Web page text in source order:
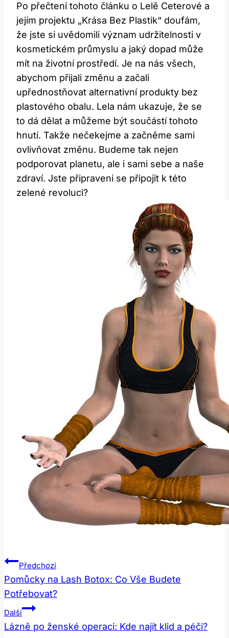
Po přečtení tohoto článku o Lelě Ceterové a
jejím projektu „Krása Bez Plastik“ doufám,
že jste si uvědomili význam udržitelnosti v
kosmetickém průmyslu a jaký dopad může
mít na životní prostředí. Je na nás všech,
abychom přijali změnu a začali
upřednostňovat alternativní produkty bez
plastového obalu. Lela nám ukazuje, že se
to dá dělat a můžeme být součástí tohoto
hnutí. Takže nečekejme a začněme sami
ovlivňovat změnu. Budeme tak nejen
podporovat planetu, ale i sami sebe a naše
zdraví. Jste připraveni se připojit k této
zelené revoluci?
Navigace
Pro
Příspěvek
Předchozí
Pomůcky na Lash Botox: Co Vše Budete
Potřebovat?
Další
Lázně po ženské operaci: Kde najít klid a péči?